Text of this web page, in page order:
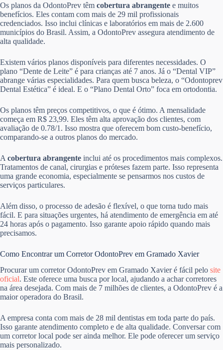
Os planos da OdontoPrev têm cobertura abrangente e muitos
benefícios. Eles contam com mais de 29 mil profissionais
credenciados. Isso inclui clínicas e laboratórios em mais de 2.600
municípios do Brasil. Assim, a OdontoPrev assegura atendimento de
alta qualidade.
Existem vários planos disponíveis para diferentes necessidades. O
plano “Dente de Leite” é para crianças até 7 anos. Já o “Dental VIP”
abrange várias especialidades. Para quem busca beleza, o “Odontoprev
Dental Estética” é ideal. E o “Plano Dental Orto” foca em ortodontia.
Os planos têm preços competitivos, o que é ótimo. A mensalidade
começa em R$ 23,99. Eles têm alta aprovação dos clientes, com
avaliação de 0.78/1. Isso mostra que oferecem bom custo-benefício,
comparando-se a outros planos do mercado.
A cobertura abrangente inclui até os procedimentos mais complexos.
Tratamentos de canal, cirurgias e próteses fazem parte. Isso representa
uma grande economia, especialmente se pensarmos nos custos de
serviços particulares.
Além disso, o processo de adesão é flexível, o que torna tudo mais
fácil. E para situações urgentes, há atendimento de emergência em até
24 horas após o pagamento. Isso garante apoio rápido quando mais
precisamos.
Como Encontrar um Corretor OdontoPrev em Gramado Xavier
Procurar um corretor OdontoPrev em Gramado Xavier é fácil pelo site
oficial. Este oferece uma busca por local, ajudando a achar corretores
na área desejada. Com mais de 7 milhões de clientes, a OdontoPrev é a
maior operadora do Brasil.
A empresa conta com mais de 28 mil dentistas em toda parte do país.
Isso garante atendimento completo e de alta qualidade. Conversar com
um corretor local pode ser ainda melhor. Ele pode oferecer um serviço
mais personalizado.